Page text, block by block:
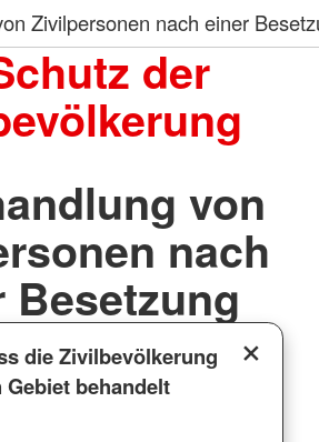
Zivilpersonen nach einer
der
von
nach
Besetzung
die Zivilbevölkerung
Gebiet behandelt